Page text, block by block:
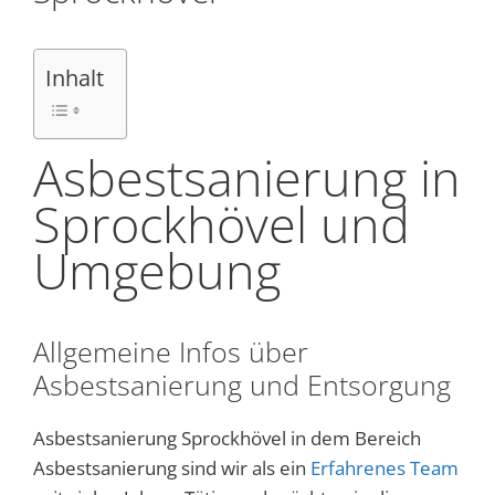
Inhalt
Asbestsanierung in
Sprockhövel und
Umgebung
Allgemeine Infos über
Asbestsanierung und Entsorgung
Asbestsanierung Sprockhövel in dem Bereich
Asbestsanierung sind wir als ein Erfahrenes Team